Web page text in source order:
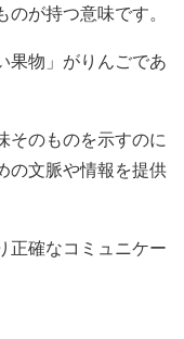
が持つ意味です。
果物」がりんごであ
そのものを示すのに
の文脈や情報を提供
正確なコミュニケー